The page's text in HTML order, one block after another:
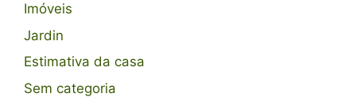
Imóveis
Jardin
Estimativa da casa
Sem categoria